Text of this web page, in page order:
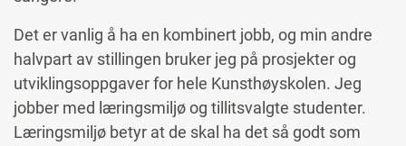
Det er vanlig å ha en kombinert jobb, og min andre
halvpart av stillingen bruker jeg på prosjekter og
utviklingsoppgaver for hele Kunsthøyskolen. Jeg
jobber med læringsmiljø og tillitsvalgte studenter.
Læringsmiljø betyr at de skal ha det så godt som